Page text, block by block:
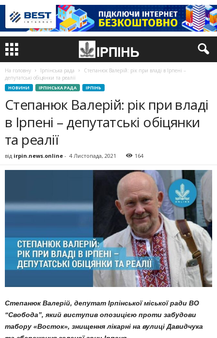
На головну Ірпінська рада
Степанюк Валерій: рік при владі в Ірпені –
депутатські обіцянки та реалії
НОВИНИ ІРПІНСЬКА РАДА ІРПІНЬ
Степанюк Валерій: рік при владі
в Ірпені – депутатські обіцянки
та реалії
від irpin.news.online - 4 Листопада, 2021 164
Степанюк Валерій, депутат Ірпінської міської ради ВО
“Свобода”, який виступив опозицією проти забудови
табору «Восток», знищення лікарні на вулиці Давидчука